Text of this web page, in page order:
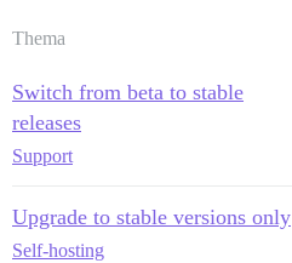
Thema
Switch from beta to stable
releases
Support
Upgrade to stable versions only
Self-hosting